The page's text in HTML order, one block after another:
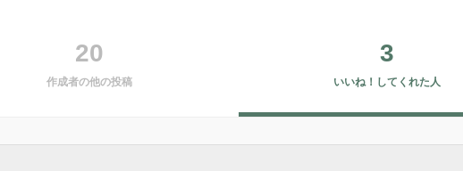
20
作成者の他の投稿
3
いいね！してくれた人